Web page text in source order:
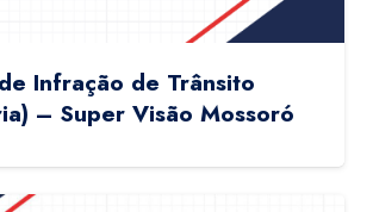
Infração de Trânsito
– Super Visão Mossoró